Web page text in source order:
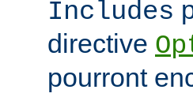
Includes
directive
pourront